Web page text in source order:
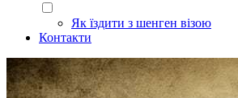
Як їздити з шенген візою
Контакти